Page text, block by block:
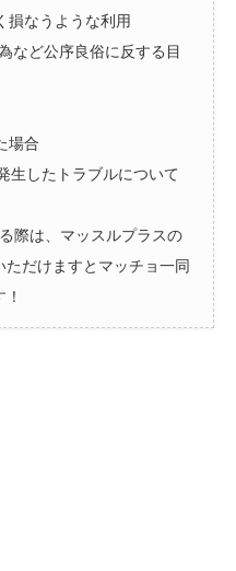
損なうような利用
など公序良俗に反する目
場合
生したトラブルについて
際は、マッスルプラスの
だけますとマッチョ一同